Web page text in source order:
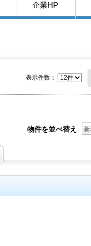
企業HP
表示件数：
物件を並べ替え